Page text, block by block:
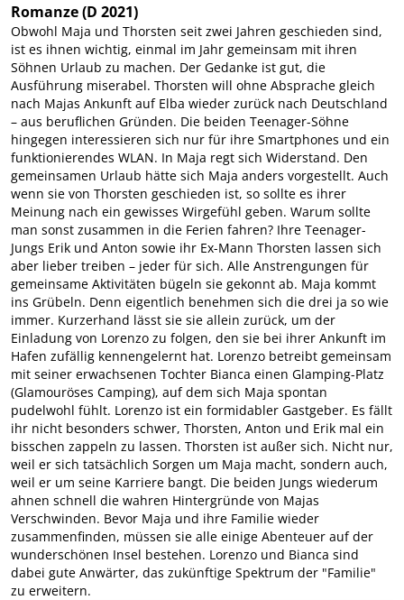
Romanze(D 2021)
Obwohl Maja und Thorsten seit zwei Jahren geschieden sind,
ist es ihnen wichtig, einmal im Jahr gemeinsam mit ihren
Söhnen Urlaub zu machen. Der Gedanke ist gut, die
Ausführung miserabel. Thorsten will ohne Absprache gleich
nach Majas Ankunft auf Elba wieder zurück nach Deutschland
– aus beruflichen Gründen. Die beiden Teenager-Söhne
hingegen interessieren sich nur für ihre Smartphones und ein
funktionierendes WLAN. In Maja regt sich Widerstand. Den
gemeinsamen Urlaub hätte sich Maja anders vorgestellt. Auch
wenn sie von Thorsten geschieden ist, so sollte es ihrer
Meinung nach ein gewisses Wirgefühl geben. Warum sollte
man sonst zusammen in die Ferien fahren? Ihre Teenager-
Jungs Erik und Anton sowie ihr Ex-Mann Thorsten lassen sich
aber lieber treiben – jeder für sich. Alle Anstrengungen für
gemeinsame Aktivitäten bügeln sie gekonnt ab. Maja kommt
ins Grübeln. Denn eigentlich benehmen sich die drei ja so wie
immer. Kurzerhand lässt sie sie allein zurück, um der
Einladung von Lorenzo zu folgen, den sie bei ihrer Ankunft im
Hafen zufällig kennengelernt hat. Lorenzo betreibt gemeinsam
mit seiner erwachsenen Tochter Bianca einen Glamping-Platz
(Glamouröses Camping), auf dem sich Maja spontan
pudelwohl fühlt. Lorenzo ist ein formidabler Gastgeber. Es fällt
ihr nicht besonders schwer, Thorsten, Anton und Erik mal ein
bisschen zappeln zu lassen. Thorsten ist außer sich. Nicht nur,
weil er sich tatsächlich Sorgen um Maja macht, sondern auch,
weil er um seine Karriere bangt. Die beiden Jungs wiederum
ahnen schnell die wahren Hintergründe von Majas
Verschwinden. Bevor Maja und ihre Familie wieder
zusammenfinden, müssen sie alle einige Abenteuer auf der
wunderschönen Insel bestehen. Lorenzo und Bianca sind
dabei gute Anwärter, das zukünftige Spektrum der "Familie"
zu erweitern.